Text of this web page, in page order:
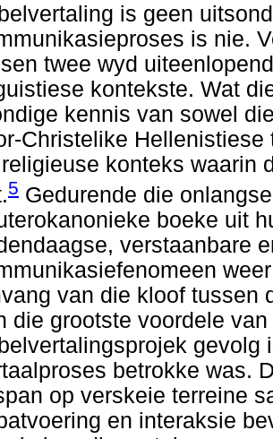
is geen
is nie.
twee wyd
kontekste. Wat
kennis van sowel
Christelike
konteks waarin
5 Gedurende die
boeke uit
verstaanbare
van die kloof tussen
die grootste voordele
gevolg
betrokke was.
op verskeie terreine
en interaksie